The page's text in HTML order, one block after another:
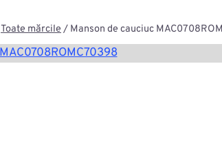
Toate mărcile/ Manson de cauciuc